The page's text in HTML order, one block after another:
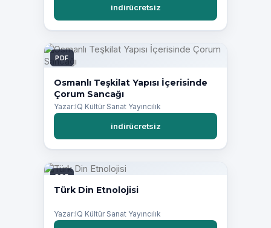
indirücretsiz
PDF
Osmanlı Teşkilat Yapısı İçerisinde
Çorum Sancağı
Yazar:IQ Kültür Sanat Yayıncılık
indirücretsiz
PDF
Türk Din Etnolojisi
Yazar:IQ Kültür Sanat Yayıncılık